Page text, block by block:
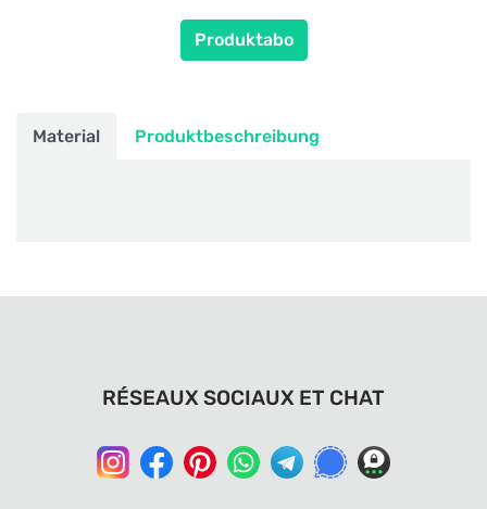
Produktabo
Material Produktbeschreibung
RÉSEAUX SOCIAUX ET CHAT